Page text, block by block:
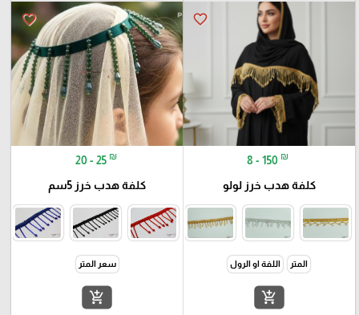
favorite_border
8 - 150 ₪
كلفة هدب خرز لولو
المتر اللفة او الرول
add_shopping_cart
favorite_border
20 - 25 ₪
كلفة هدب خرز 5سم
سعر المتر
add_shopping_cart